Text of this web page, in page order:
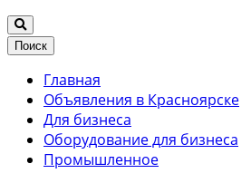
Поиск
Главная
Объявления в Красноярске
Для бизнеса
Оборудование для бизнеса
Промышленное